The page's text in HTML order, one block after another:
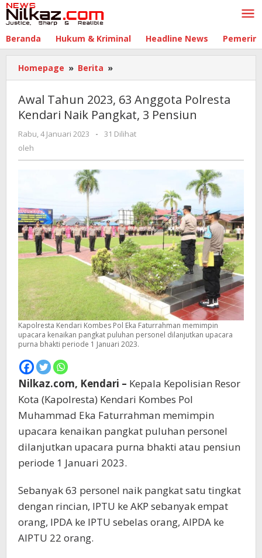
Lewati
ke
Beranda Hukum & Kriminal Headline News
Homepage » Berita »
Tahun
63
Anggota
Polresta
Awal Tahun 2023, 63 Anggota Polresta
Kendari Naik Pangkat, 3 Pensiun
Rabu, 4 Januari 2023 oleh
-
31 Dilihat
oleh
Kapolresta Kendari Kombes Pol Eka Faturrahman memimpin
upacara kenaikan pangkat puluhan personel dilanjutkan upacara
purna bhakti periode 1 Januari 2023.
Nilkaz.com, Kendari – Kepala Kepolisian Resor
Kota (Kapolresta) Kendari Kombes Pol
Muhammad Eka Faturrahman memimpin
upacara kenaikan pangkat puluhan personel
dilanjutkan upacara purna bhakti atau pensiun
periode 1 Januari 2023.
Sebanyak 63 personel naik pangkat satu tingkat
dengan rincian, IPTU ke AKP sebanyak empat
orang, IPDA ke IPTU sebelas orang, AIPDA ke
AIPTU 22 orang.